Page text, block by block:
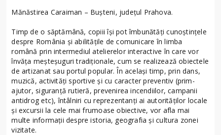
Mănăstirea Caraiman – Bușteni, județul Prahova.
Timp de o săptămână, copiii își pot îmbunătăți cunoștințele
despre România și abilitățile de comunicare în limba
română prin intermediul atelierelor interactive în care vor
învăța meșteșuguri tradiționale, cum se realizează obiectele
de artizanat sau portul popular. În același timp, prin dans,
muzică, activități sportive și cu caracter preventiv (prim-
ajutor, siguranță rutieră, prevenirea incendiilor, campanii
antidrog etc), întâlniri cu reprezentanți ai autorităților locale
și excursii la cele mai frumoase obiective, vor afla mai
multe informații despre istoria, geografia și cultura zonei
vizitate.